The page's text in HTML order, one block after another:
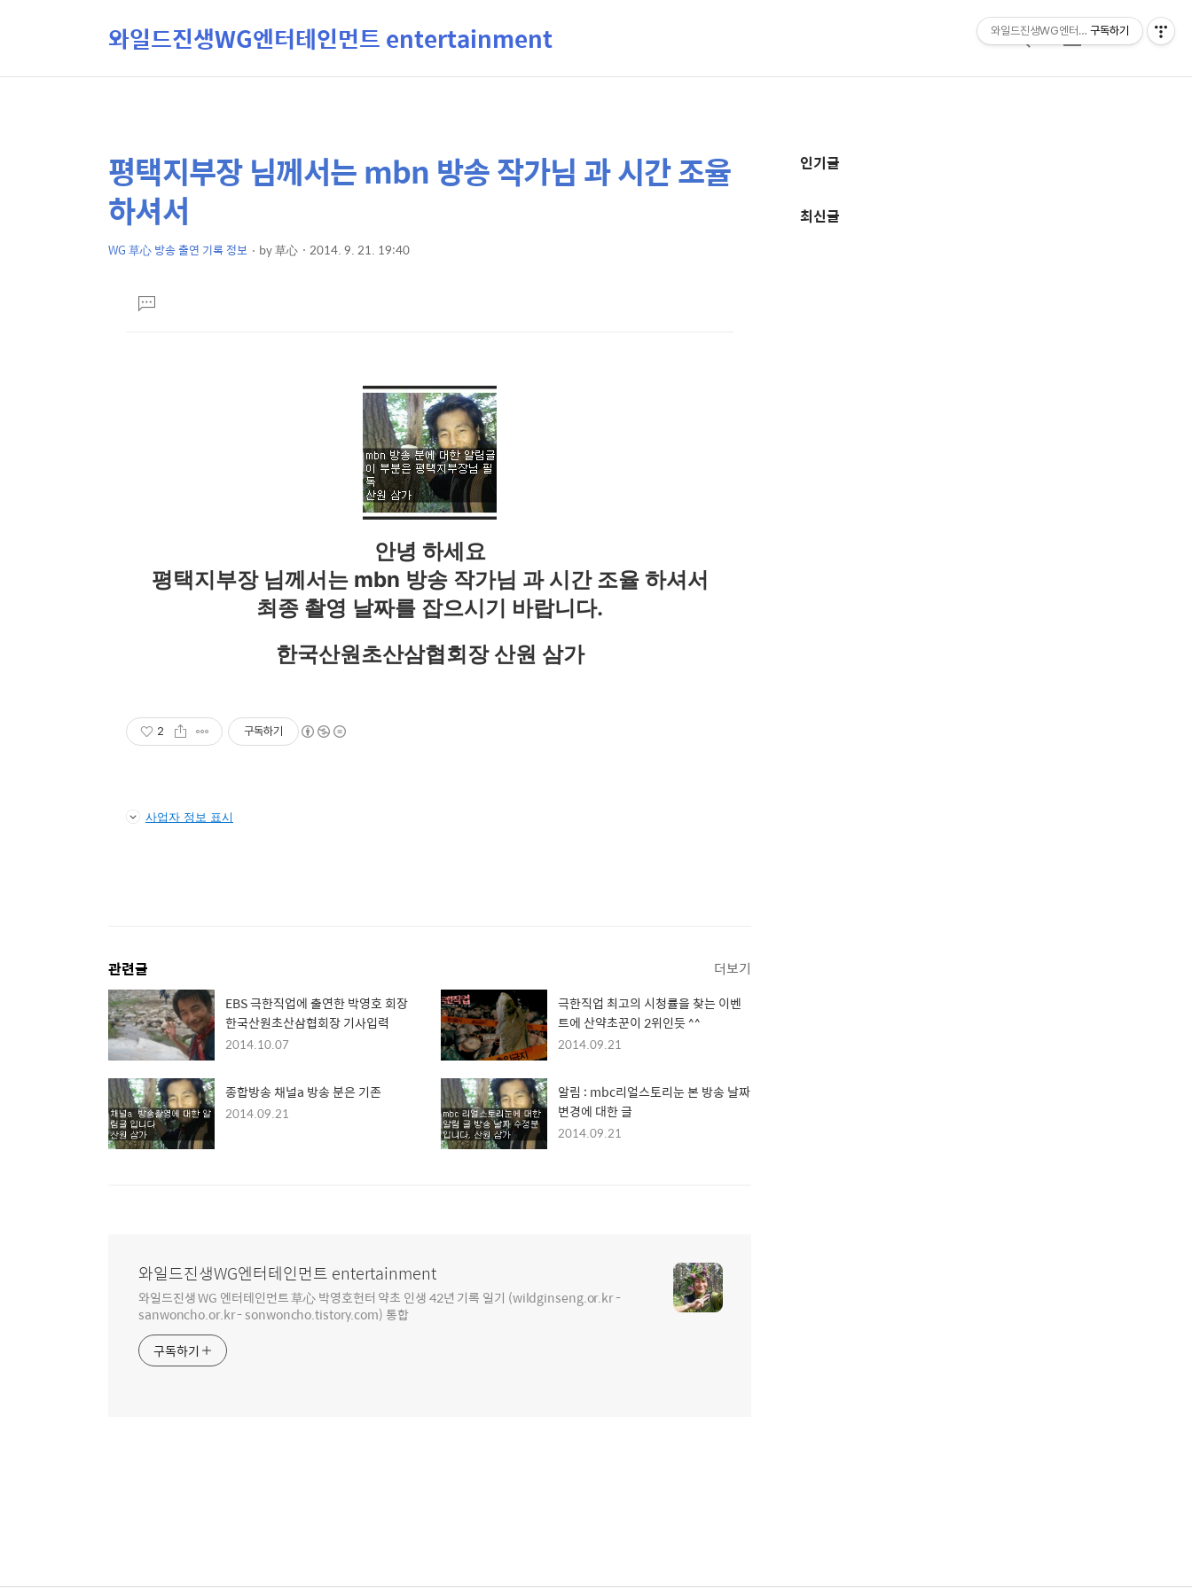
와일드진생WG엔터테인먼트 entertainment
검
메
상
세
컨
텐
본
문
제
평택지부장 님께서는 mbn 방송 작가님 과 시간 조율
하셔서
WG 草心 방송 출연 기록 정보 by草心 2014. 9. 21. 19:40
댓
글
안녕 하세요
평택지부장 님께서는 mbn 방송 작가님 과 시간 조율 하셔서
최종 촬영 날짜를 잡으시기 바랍니다.
한국산원초산삼협회장 산원 삼가
2 구독하기
사업자 정보 표시
관련글 더보기
EBS 극한직업에 출연한 박영호 회장
한국산원초산삼협회장 기사입력
2014.10.07
극한직업 최고의 시청률을 찾는 이벤
트에 산약초꾼이 2위인듯 ^^
2014.09.21
종합방송 채널a 방송 분은 기존
2014.09.21
알림 : mbc리얼스토리눈 본 방송 날짜
변경에 대한 글
2014.09.21
와일드진생WG엔터테인먼트 entertainment
와일드진생 WG 엔터테인먼트 草心 박영호헌터 약초 인생 42년 기록 일기 (wildginseng.or.kr -
sanwoncho.or.kr - sonwoncho.tistory.com) 통합
구독하기
추
정
인기글
최신글
와일드진생WG엔터테인먼트
구독하기